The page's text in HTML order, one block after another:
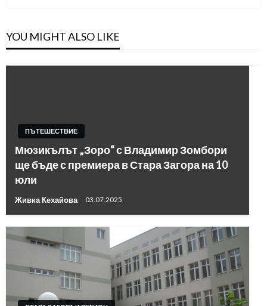
YOU MIGHT ALSO LIKE
ПЪТЕШЕСТВИЕ
Мюзикълът „Зоро“ с Владимир Зомбори
ще бъде с премиера в Стара Загора на 10
юли
Живка Кехайова 03.07.2025